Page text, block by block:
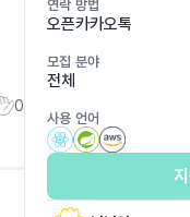
0
연락 방법
오픈카카오톡
모집 분야
전체
사용 언어